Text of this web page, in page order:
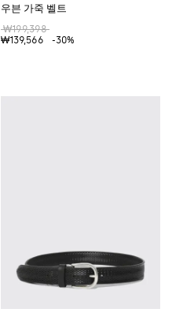
우븐 가죽 벨트
₩199,398
₩139,566
-30%